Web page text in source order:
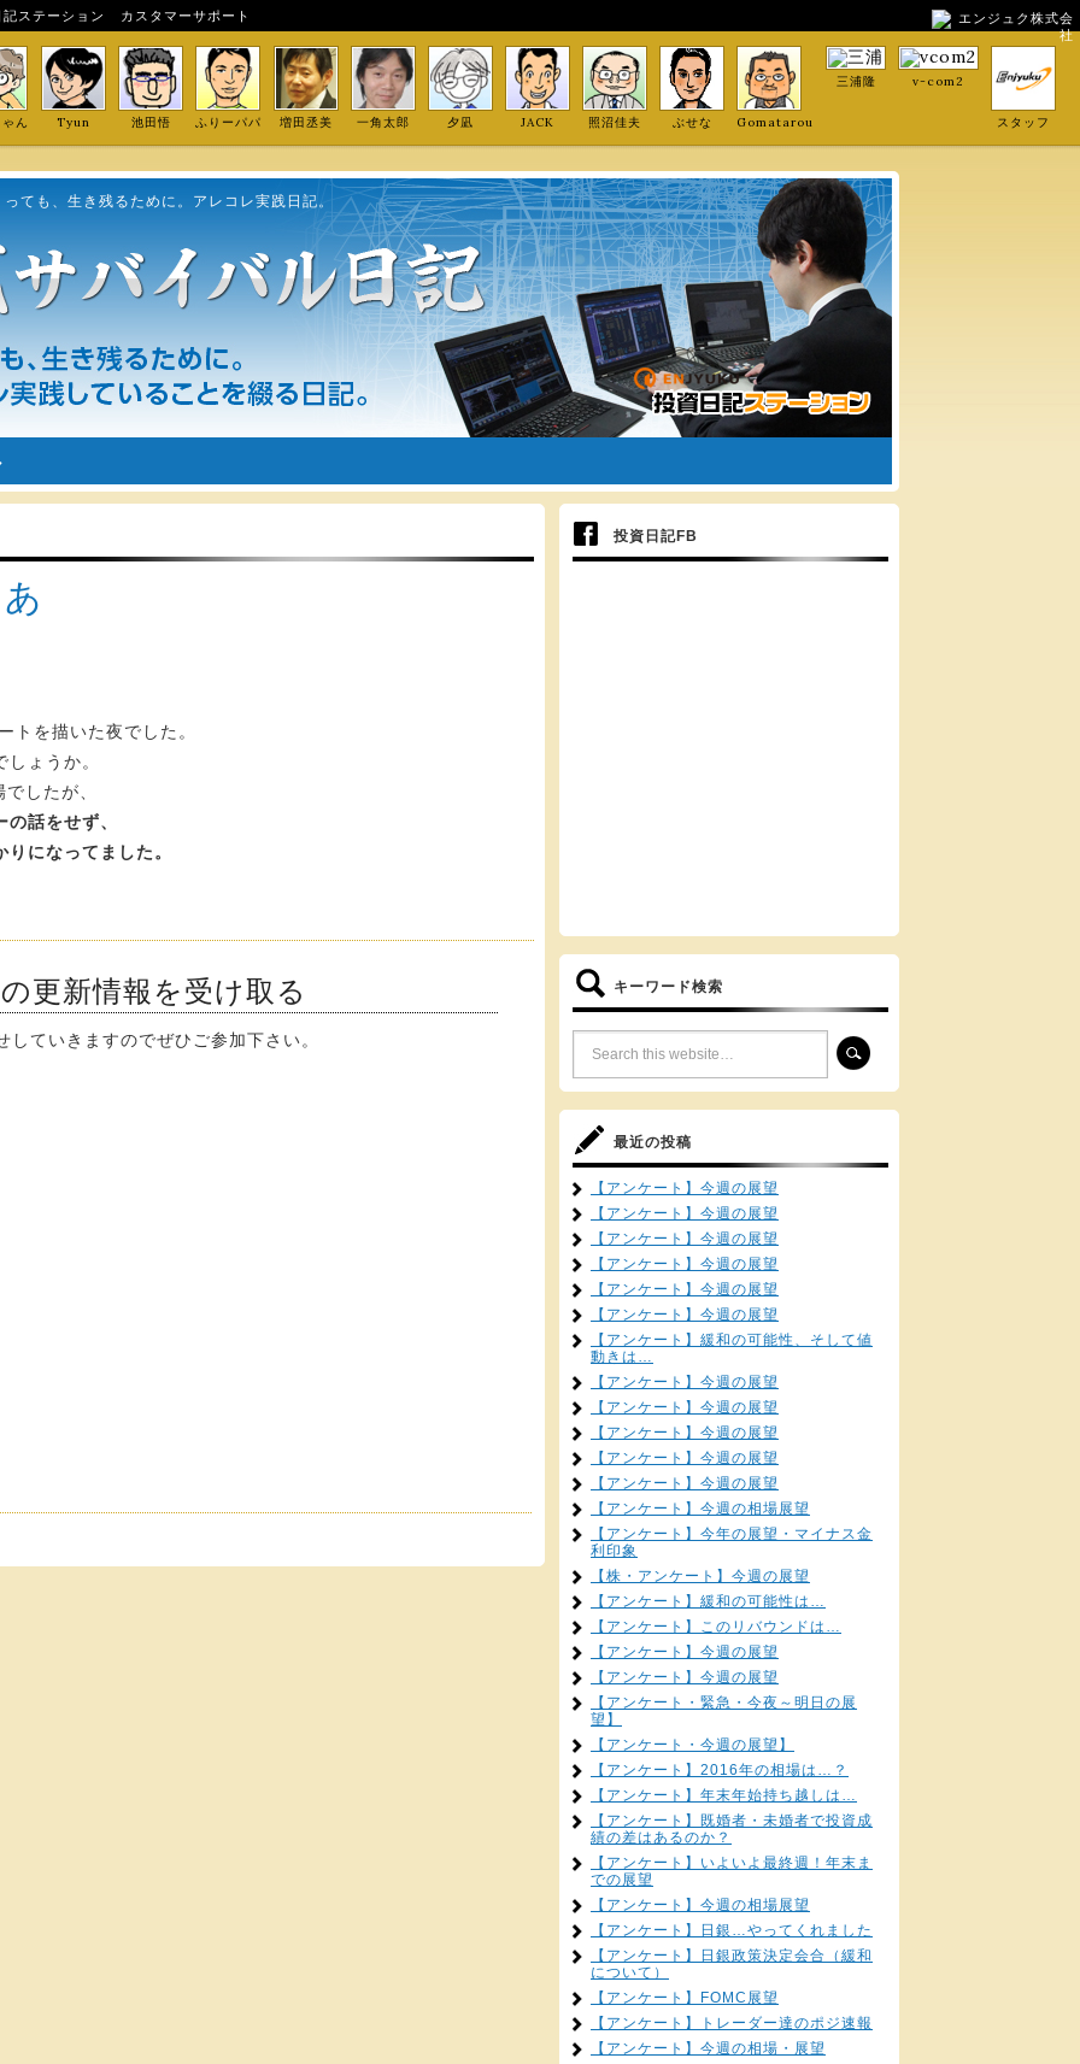
ステーション カスタマーサポート
エンジュク株式会
社
ん Tyun 池田悟 ふりーパパ 増田丞美 一角太郎 夕凪 JACK 照沼佳夫 ぶせな Gomatarou
三浦隆 v-com2
スタッフ
ても、生き残るために。アレコレ実践日記。
トを描いた夜でした。
ょうか。
したが、
話をせず、
になってました。
更新情報を受け取る
ていきますのでぜひご参加下さい。
投資日記FB
キーワード検索
最近の投稿
【アンケート】今週の展望
【アンケート】今週の展望
【アンケート】今週の展望
【アンケート】今週の展望
【アンケート】今週の展望
【アンケート】今週の展望
【アンケート】緩和の可能性、そして値
動きは…
【アンケート】今週の展望
【アンケート】今週の展望
【アンケート】今週の展望
【アンケート】今週の展望
【アンケート】今週の展望
【アンケート】今週の相場展望
【アンケート】今年の展望・マイナス金
利印象
【株・アンケート】今週の展望
【アンケート】緩和の可能性は…
【アンケート】このリバウンドは…
【アンケート】今週の展望
【アンケート】今週の展望
【アンケート・緊急・今夜～明日の展
望】
【アンケート・今週の展望】
【アンケート】2016年の相場は…？
【アンケート】年末年始持ち越しは…
【アンケート】既婚者・未婚者で投資成
績の差はあるのか？
【アンケート】いよいよ最終週！年末ま
での展望
【アンケート】今週の相場展望
【アンケート】日銀…やってくれました
【アンケート】日銀政策決定会合（緩和
について）
【アンケート】FOMC展望
【アンケート】トレーダー達のポジ速報
【アンケート】今週の相場・展望